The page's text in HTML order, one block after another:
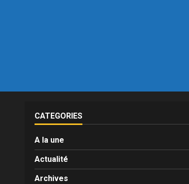
CATEGORIES
A la une
Actualité
Archives